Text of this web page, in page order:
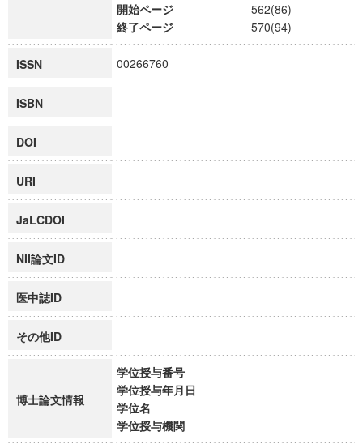
開始ページ
562(86)
終了ページ
570(94)
ISSN 00266760
ISBN
DOI
URI
JaLCDOI
NII論文ID
医中誌ID
その他ID
博士論文情報
学位授与番号
学位授与年月日
学位名
学位授与機関